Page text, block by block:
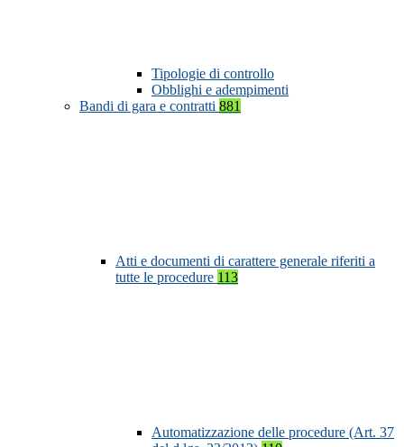
Tipologie di controllo
Obblighi e adempimenti
Bandi di gara e contratti 881
Atti e documenti di carattere generale riferiti a
tutte le procedure 113
Automatizzazione delle procedure (Art. 37